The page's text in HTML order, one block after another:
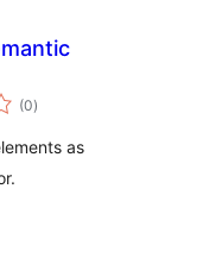
(0общий
рейтинг
)
as